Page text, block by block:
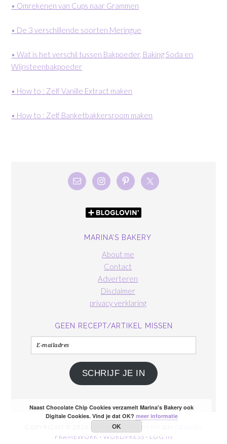
• Omrekenen van Cups naar Grammen
• De 3 verschillende soorten Meringue
• Wat is het verschil tussen Bakpoeder, Baking Soda en
Wijnsteenbakpoeder
• How to : Zelf Vanille Extract maken
• How to : Zelf Banketbakkersroom maken
MARINA’S BAKERY
About me
Contact
Adverteren
Disclaimer
privacy verklaring
GEEN RECEPT/ARTIKEL MISSEN
E-
mailadres
SCHRIJF JE IN
COPYRIGHT © 2026 · FOODIE PRO THEME
FRAMEWORK · WORDPRESS · LOG IN
Naast Chocolate Chip Cookies verzamelt Marina's Bakery ook
Digitale Cookies. Vind je dat OK? meer informatie
OK